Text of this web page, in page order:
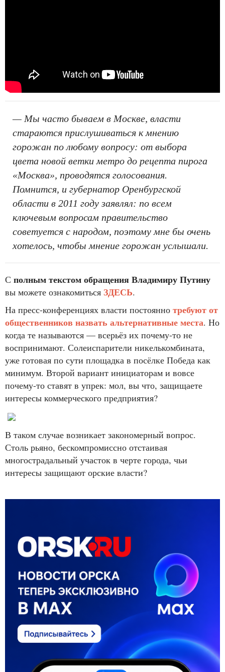
— Мы часто бываем в Москве, власти
стараются прислушиваться к мнению
горожан по любому вопросу: от выбора
цвета новой ветки метро до рецепта пирога
«Москва», проводятся голосования.
Помнится, и губернатор Оренбургской
области в 2011 году заявлял: по всем
ключевым вопросам правительство
советуется с народом, поэтому мне бы очень
хотелось, чтобы мнение горожан услышали.
С полным текстом обращения Владимиру Путину
вы можете ознакомиться ЗДЕСЬ.
На пресс-конференциях власти постоянно требуют от
общественников назвать альтернативные места. Но
когда те называются — всерьёз их почему-то не
воспринимают. Солеиспарители никелькомбината,
уже готовая по сути площадка в посёлке Победа как
минимум. Второй вариант инициаторам и вовсе
почему-то ставят в упрек: мол, вы что, защищаете
интересы коммерческого предприятия?
В таком случае возникает закономерный вопрос.
Столь рьяно, бескомпромиссно отстаивая
многострадальный участок в черте города, чьи
интересы защищают орские власти?